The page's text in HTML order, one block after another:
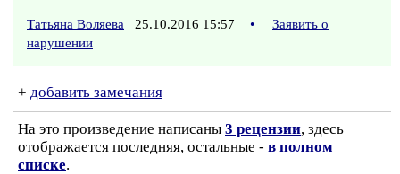
Татьяна Воляева 25.10.2016 15:57 •
Заявить о
нарушении
+ добавить замечания
На это произведение написаны 3 рецензии, здесь
отображается последняя, остальные - в полном
списке.